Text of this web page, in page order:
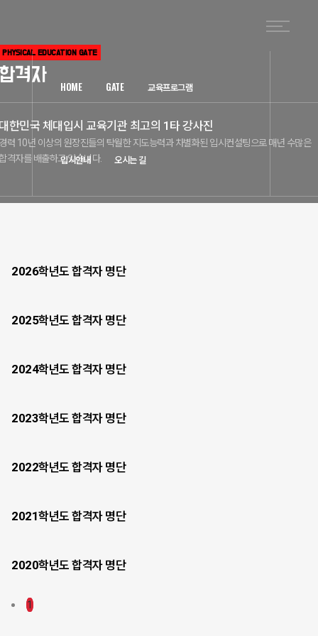
HOME GATE 교육프로그램
입시안내 오시는 길
PHYSICAL EDUCATION GATE
격자
한민국 체대입시 교육기관 최고의 1타 강사진
력 10년 이상의 원장진들의 탁월한 지도능력과 차별화된 입시컨설팅으로매년 수많은
격자를 배출하고 있습니다.
2026학년도 합격자 명단
2025학년도 합격자 명단
2024학년도 합격자 명단
2023학년도 합격자 명단
2022학년도 합격자 명단
2021학년도 합격자 명단
2020학년도 합격자 명단
1